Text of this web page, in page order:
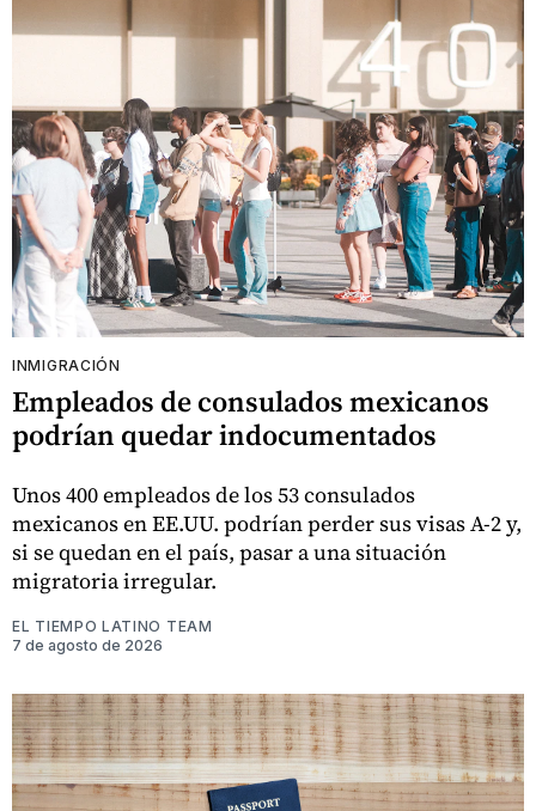
INMIGRACIÓN
Empleados de consulados mexicanos
podrían quedar indocumentados
Unos 400 empleados de los 53 consulados
mexicanos en EE.UU. podrían perder sus visas A-2 y,
si se quedan en el país, pasar a una situación
migratoria irregular.
EL TIEMPO LATINO TEAM
7 de agosto de 2026